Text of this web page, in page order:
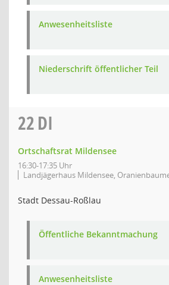
Anwesenheitsliste
Niederschrift öffentlicher Teil
22DI
Ortschaftsrat Mildensee
16:30-17:35 Uhr
Landjägerhaus Mildensee,
Stadt Dessau-Roßlau
Öffentliche Bekanntmachung
Anwesenheitsliste